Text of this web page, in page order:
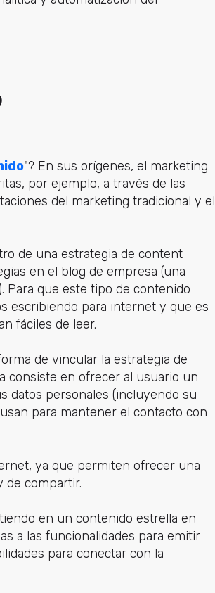
"? En sus orígenes, el marketing
por ejemplo, a través de las
del marketing tradicional y el
de una estrategia de content
en el blog de empresa (una
Para que este tipo de contenido
escribiendo para internet y que es
fáciles de leer.
de vincular la estrategia de
consiste en ofrecer al usuario un
datos personales (incluyendo su
para mantener el contacto con
ya que permiten ofrecer una
de compartir.
en un contenido estrella en
a las funcionalidades para emitir
para conectar con la